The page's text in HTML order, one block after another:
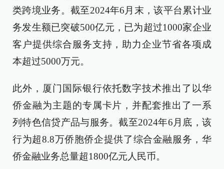
类跨境业务。截至2024年6月末，该平台累计业
务发生额已突破500亿元，已为超过1000家企业
客户提供综合服务支持，助力企业节省各项成
本超过5000万元。
此外，厦门国际银行依托数字技术推出了以华
侨金融为主题的专属卡片，并配套推出了一系
列特色信贷产品与服务。截至2024年6月底，该
行为超8.8万侨胞侨企提供了综合金融服务，华
侨金融业务总量超1800亿元人民币。